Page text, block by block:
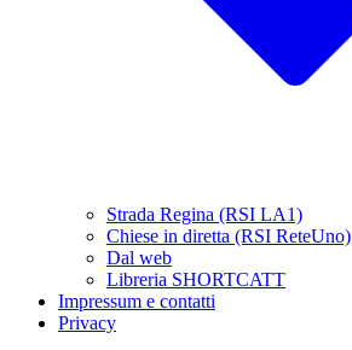
Strada Regina (RSI LA1)
Chiese in diretta (RSI ReteUno)
Dal web
Libreria SHORTCATT
Impressum e contatti
Privacy